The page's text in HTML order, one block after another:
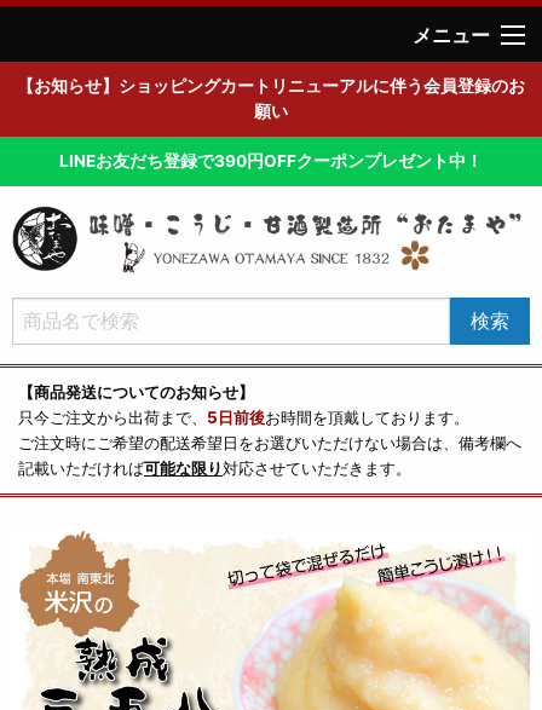
メニュー
【お知らせ】ショッピングカートリニューアルに伴う会員登録のお
願い
LINEお友だち登録で390円OFFクーポンプレゼント中！
【商品発送についてのお知らせ】
只今ご注文から出荷まで、 5日前後お時間を頂戴しております。
ご注文時にご希望の配送希望日をお選びいただけない場合は、備考欄へ
記載いただければ可能な限り対応させていただきます。